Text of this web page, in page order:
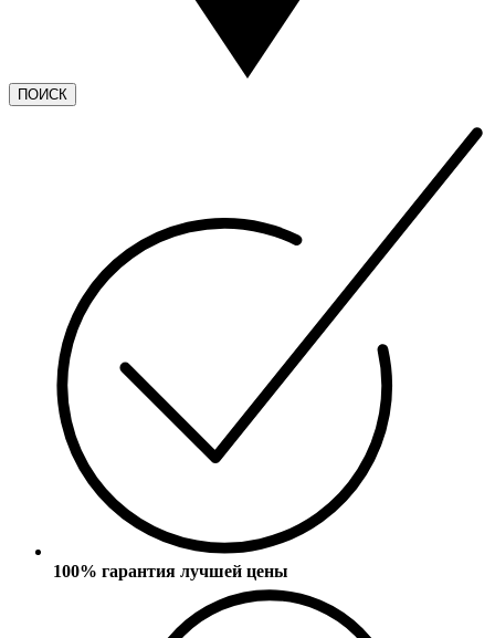
ПОИСК
100% гарантия лучшей цены